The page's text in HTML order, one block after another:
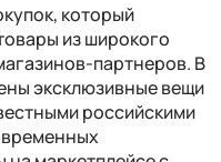
который
из широкого
партнеров. В
эксклюзивные вещи
российскими